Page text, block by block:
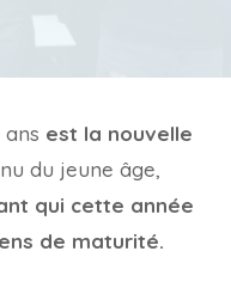
ans est la nouvelle
du jeune âge,
qui cette année
de maturité.